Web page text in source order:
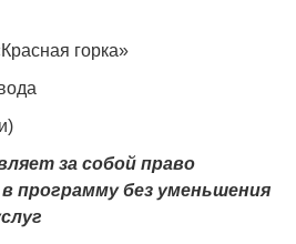
горка»
за собой право
программу без уменьшения